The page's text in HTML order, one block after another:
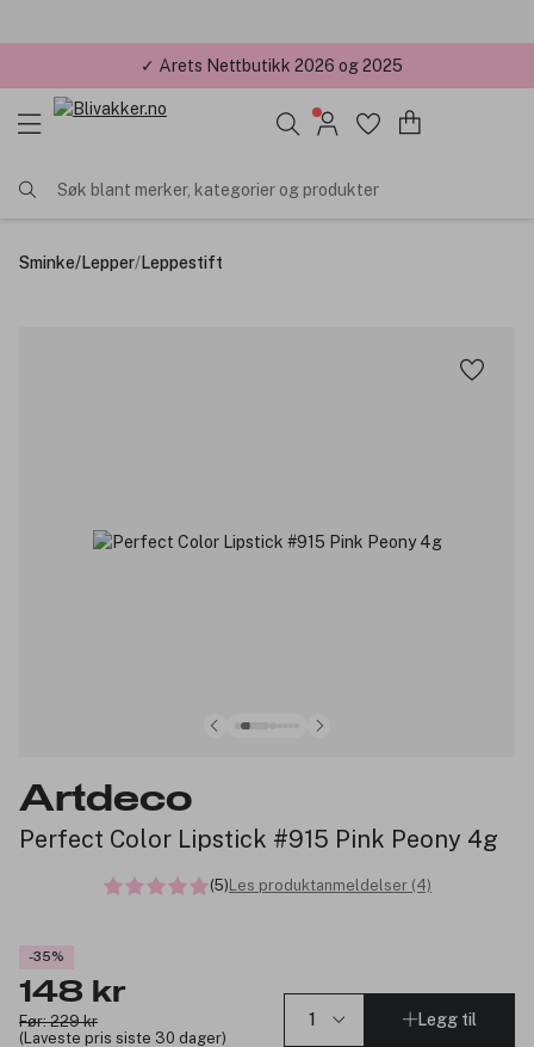
✓ Årets Nettbutikk 2026 og 2025
Søk blant merker, kategorier og produkter
Sminke/Lepper/Leppestift
Artdeco
Perfect Color Lipstick #915 Pink Peony 4g
(5) Les produktanmeldelser (4)
-35%
148 kr
Før: 229 kr
(Laveste pris siste 30 dager)
Legg til